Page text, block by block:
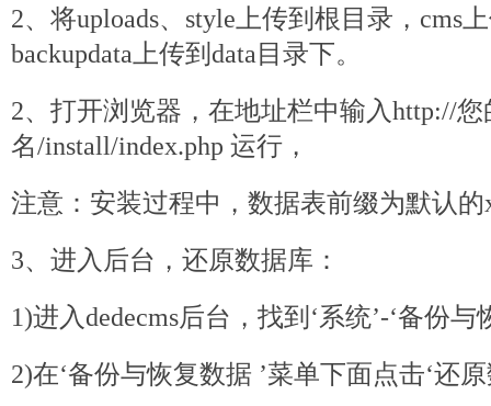
2、将uploads、style上传到根目录，cms
backupdata上传到data目录下。
2、打开浏览器，在地址栏中输入http://
名/install/index.php 运行，
注意：安装过程中，数据表前缀为默认的
3、进入后台，还原数据库：
1)进入 dedecms后台，找到‘系统’-‘备份与
2)在‘备份与恢复数据 ’菜单下面点击‘还原